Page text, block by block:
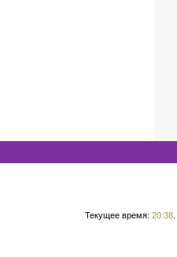
Текущее время: 20:38